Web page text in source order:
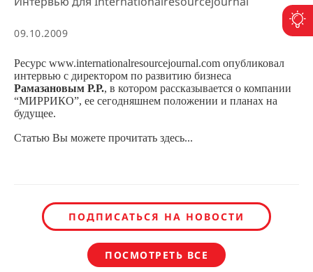
09.10.2009
Ресурс www.internationalresourcejournal.com опубликовал
интервью с директором по развитию бизнеса
Рамазановым Р.Р., в котором рассказывается о компании
“МИРРИКО”, ее сегодняшнем положении и планах на
будущее.
Статью Вы можете прочитать здесь...
ПОДПИСАТЬСЯ НА НОВОСТИ
ПОСМОТРЕТЬ ВСЕ